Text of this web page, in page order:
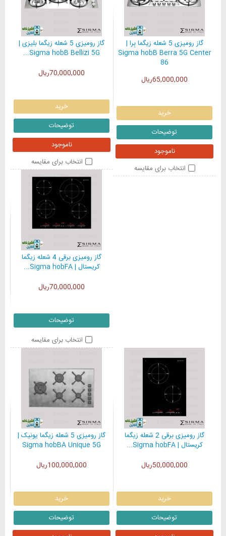
گاز رومیزی 5 شعله زیگما بِرا |
Sigma hobB Berra 5G Center
86
65,000,000ریال
خرید
توضیحات
ناموجود
انتخاب برای مقایسه
گاز رومیزی 5 شعله زیگما بلیزی |
Sigma hobB Bellizi 5G...
70,000,000ریال
خرید
توضیحات
ناموجود
انتخاب برای مقایسه
گاز رومیزی برقی 4 شعله زیگما
کریستال | Sigma hobFA...
70,000,000ریال
توضیحات
انتخاب برای مقایسه
گاز رومیزی برقی 2 شعله زیگما
کریستال | Sigma hobFA...
50,000,000ریال
خرید
توضیحات
گاز رومیزی 5 شعله زیگما یونیک |
Sigma hobBA Unique 5G
100,000,000ریال
خرید
توضیحات